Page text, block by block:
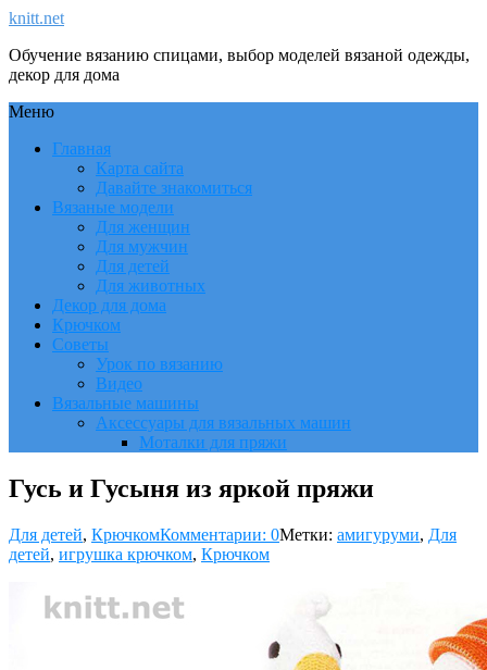
knitt.net
Обучение вязанию спицами, выбор моделей вязаной одежды,
декор для дома
Меню
Главная
Карта сайта
Давайте знакомиться
Вязаные модели
Для женщин
Для мужчин
Для детей
Для животных
Декор для дома
Крючком
Советы
Урок по вязанию
Видео
Вязальные машины
Аксессуары для вязальных машин
Моталки для пряжи
Гусь и Гусыня из яркой пряжи
Для детей, КрючкомКомментарии: 0Метки: амигуруми, Для
детей, игрушка крючком, Крючком